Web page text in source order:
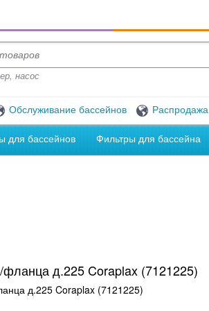
насос
Обслуживание бассейнов Распродажа
для бассейнов Фильтры для бассейна
д.225 Coraplax (7121225)
д.225 Coraplax (7121225)